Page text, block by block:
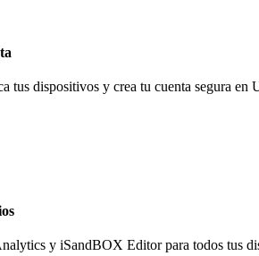
tus dispositivos y crea tu cuenta segura en
y iSandBOX Editor para todos tus